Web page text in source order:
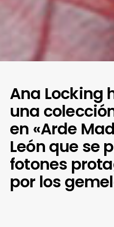
Ana Locking
una
en «Arde
León que se
fotones
por los